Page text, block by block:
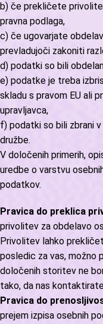
b) če prekličete
pravna podlaga,
c) če ugovarjate
prevladujoči zakoniti
d) podatki so bili
e) podatke je treba
skladu s pravom EU ali
upravljavca,
f) podatki so bili zbrani
družbe.
V določenih primerih,
uredbe o varstvu
podatkov.
Pravica do preklica
privolitev za obdelavo
Privolitev lahko
posledic za vas, možno
določenih storitev ne
tako, da nas
Pravica do
prejem izpisa osebnih